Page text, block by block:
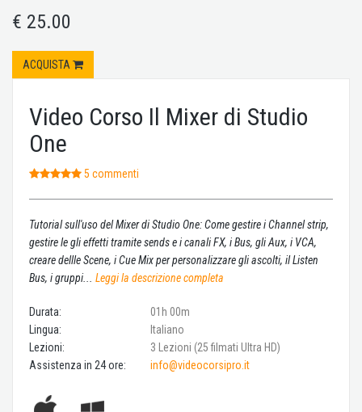
€ 25.00
ACQUISTA
Video Corso Il Mixer di Studio
One
5 commenti
Tutorial sull'uso del Mixer di Studio One: Come gestire i Channel strip,
gestire le gli effetti tramite sends e i canali FX, i Bus, gli Aux, i VCA,
creare dellle Scene, i Cue Mix per personalizzare gli ascolti, il Listen
Bus, i gruppi... Leggi la descrizione completa
Durata:
01h 00m
Lingua:
Italiano
Lezioni:
3 Lezioni (25 filmati Ultra HD)
Assistenza in 24 ore:
info@videocorsipro.it